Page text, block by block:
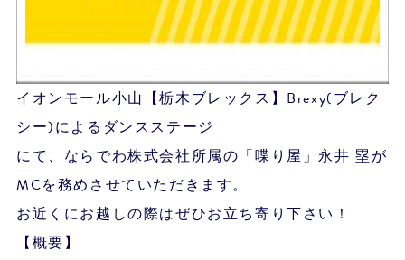
イオンモール小山【栃木ブレックス】Brexy(ブレク
シー)によるダンスステージ
にて、ならでわ株式会社所属の「喋り屋」永井 塁が
MCを務めさせていただきます。
お近くにお越しの際はぜひお立ち寄り下さい！
【概要】